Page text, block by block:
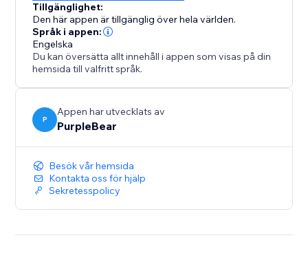
Tillgänglighet:
Den här appen är tillgänglig över hela världen.
Språk i appen:
Engelska
Du kan översätta allt innehåll i appen som visas på din
hemsida till valfritt språk.
P
Appen har utvecklats av
PurpleBear
Besök vår hemsida
Kontakta oss för hjälp
Sekretesspolicy